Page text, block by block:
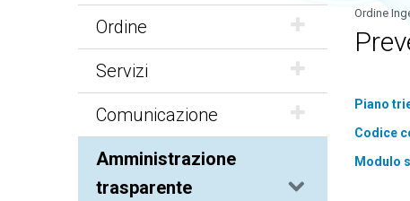
Ordine
Servizi
Comunicazione
Amministrazione
trasparente
Ordine
Piano
Codice
Modulo